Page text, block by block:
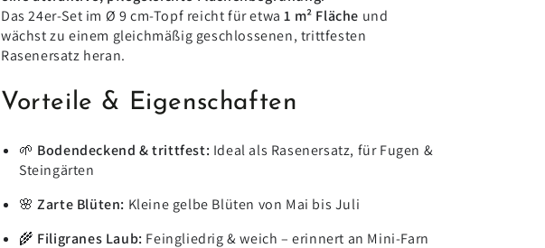
Das 24er-Set im Ø 9 cm-Topf reicht für etwa1 m² Fläche und
wächst zu einem gleichmäßig geschlossenen, trittfesten
Rasenersatz heran.
Vorteile & Eigenschaften
🌱 Bodendeckend & trittfest: Ideal als Rasenersatz, für Fugen &
Steingärten
🌸Zarte Blüten: Kleine gelbe Blüten von Mai bis Juli
🌾 Filigranes Laub: Feingliedrig & weich – erinnert an Mini-Farn